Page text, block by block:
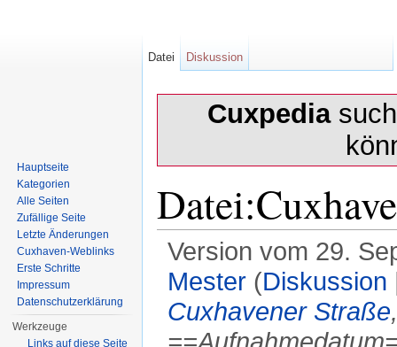
Cuxpedia
Version vom 29.
Mester (Diskussion
Cuxhavener Straße
Datei Diskussion
Hauptseite
Kategorien
Alle Seiten
Zufällige Seite
Letzte Änderungen
Cuxhaven-Weblinks
Erste Schritte
Impressum
Datenschutzerklärung
Werkzeuge
Links auf diese Seite